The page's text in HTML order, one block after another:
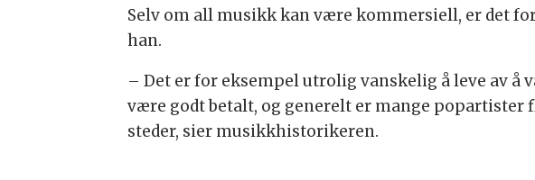
Selv om all musikk kan være kommersiell, er det
han.
– Det er for eksempel utrolig vanskelig å leve av
være godt betalt, og generelt er mange popartister
steder, sier musikkhistorikeren.